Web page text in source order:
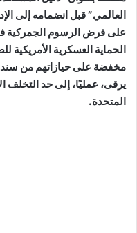
العالمي” قبل انضمامه إلى
على فرض الرسوم الجمركية
الحماية العسكرية
مخفضة على حيازاتهم من
يرقى، عمليًا، إلى حد التخلف
المتحدة.